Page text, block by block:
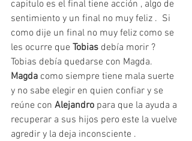
capitulo es el final tiene acción , algo de
sentimiento y un final no muy feliz .  Si
como dije un final no muy feliz como se
les ocurre que Tobias debía morir ?
Tobias debía quedarse con Magda.
Magda como siempre tiene mala suerte
y no sabe elegir en quien confiar y se
reúne con Alejandro para que la ayuda a
recuperar a sus hijos pero este la vuelve
agredir y la deja inconsciente .